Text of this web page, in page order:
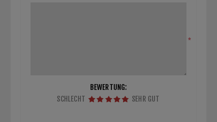
*
BEWERTUNG:
SCHLECHT
SEHR GUT